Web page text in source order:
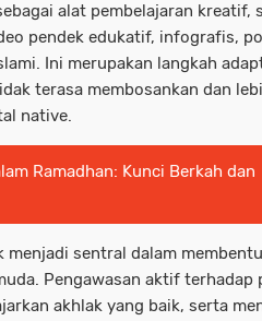
alat pembelajaran kreatif,
pendek edukatif, infografis,
Ini merupakan langkah
terasa membosankan dan
native.
Ramadhan: Kunci Berkah dan
menjadi sentral dalam
Pengawasan aktif terhadap
akhlak yang baik, serta